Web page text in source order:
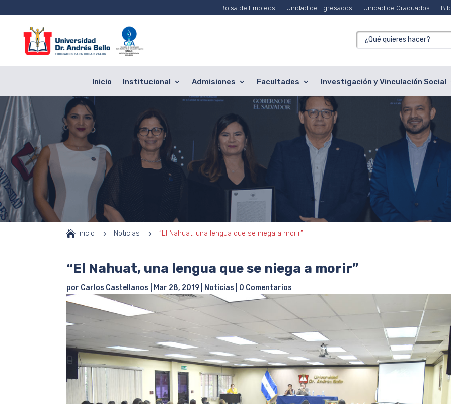
Bolsa de Empleos Unidad de Egresados Unidad de Graduados
Inicio Institucional Admisiones Facultades Investigación y Vinculación Social
 Inicio 5 Noticias 5 “El Nahuat, una lengua que se niega a morir”
“El Nahuat, una lengua que se niega a morir”
por Carlos Castellanos Mar 28, 2019 Noticias 0 Comentarios